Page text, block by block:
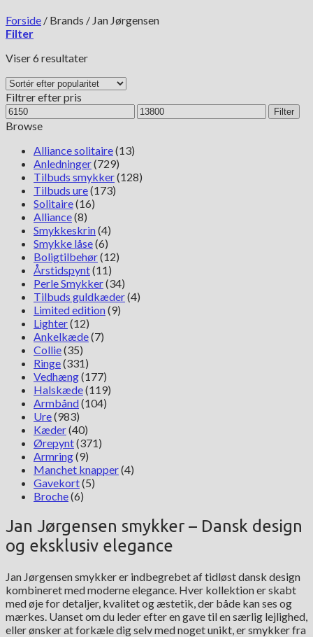
Forside / Brands / Jan Jørgensen
Filter
Viser 6 resultaterSorteret
popularitet
Filtrer efter pris
Mindste
pris
Højeste
pris
Filter
Browse
Alliance solitaire(13)
Anledninger(729)
Tilbuds smykker(128)
Tilbuds ure(173)
Solitaire(16)
Alliance(8)
Smykkeskrin(4)
Smykke låse(6)
Boligtilbehør(12)
Årstidspynt(11)
Perle Smykker(34)
Tilbuds guldkæder(4)
Limited edition(9)
Lighter(12)
Ankelkæde(7)
Collie(35)
Ringe(331)
Vedhæng(177)
Halskæde(119)
Armbånd(104)
Ure(983)
Kæder(40)
Ørepynt(371)
Armring(9)
Manchet knapper(4)
Gavekort(5)
Broche(6)
Jan Jørgensen smykker – Dansk design
og eksklusiv elegance
Jan Jørgensen smykker er indbegrebet af tidløst dansk design
kombineret med moderne elegance. Hver kollektion er skabt
med øje for detaljer, kvalitet og æstetik, der både kan ses og
mærkes. Uanset om du leder efter en gave til en særlig lejlighed,
eller ønsker at forkæle dig selv med noget unikt, er smykker fra